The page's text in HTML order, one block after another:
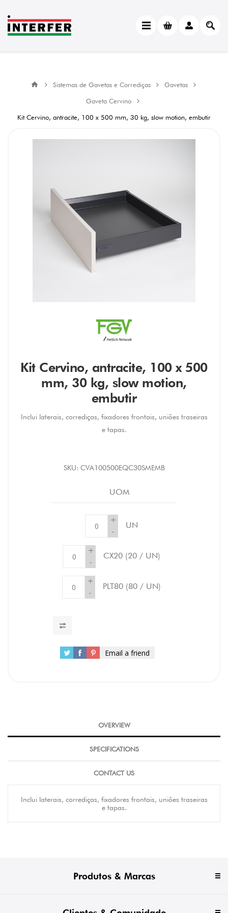
Sistemas de Gavetas e Corrediças
Gavetas
Gaveta Cervino
Kit Cervino, antracite, 100 x 500 mm, 30 kg, slow motion, embutir
Kit Cervino, antracite, 100 x 500
mm, 30 kg, slow motion,
embutir
Inclui laterais, corrediças, fixadores frontais, uniões traseiras
e tapas.
SKU: CVA100500EQC30SMEMB
UOM
+
-
UN
+
-
CX20 (20 / UN)
+
-
PLT80 (80 / UN)
Email a friend
OVERVIEW
SPECIFICATIONS
CONTACT US
Inclui laterais, corrediças, fixadores frontais, uniões traseiras
e tapas.
Produtos & Marcas